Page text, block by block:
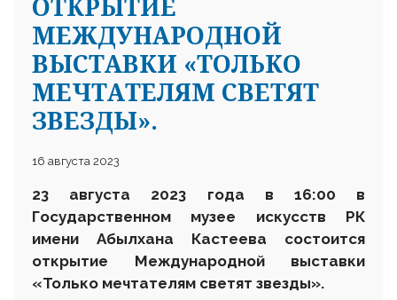
МЕЖДУНАРОДНОЙ
ВЫСТАВКИ «ТОЛЬКО
МЕЧТАТЕЛЯМ СВЕТЯТ
ЗВЕЗДЫ».
16 августа 2023
23 августа 2023 года в 16:00
в
Государственном музее искусств РК
имени Абылхана Кастеева состоится
открытие Международной выставки
«Только мечтателям светят звезды».